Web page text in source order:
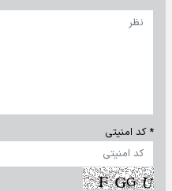
* کد امنیتی